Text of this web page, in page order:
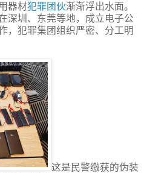
器材犯罪团伙渐渐浮出水面。
深圳、东莞等地，成立电子公
，犯罪集团组织严密、分工明
这是民警缴获的伪装